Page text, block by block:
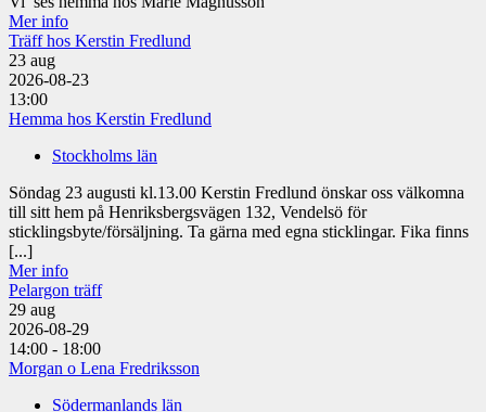
Mer info
Träff hos Kerstin Fredlund
23 aug
2026-08-23
13:00
Hemma hos Kerstin Fredlund
Stockholms län
Söndag 23 augusti kl.13.00 Kerstin Fredlund önskar oss välkomna
till sitt hem på Henriksbergsvägen 132, Vendelsö för
sticklingsbyte/försäljning. Ta gärna med egna sticklingar. Fika finns
[...]
Mer info
Pelargon träff
29 aug
2026-08-29
14:00 - 18:00
Morgan o Lena Fredriksson
Södermanlands län